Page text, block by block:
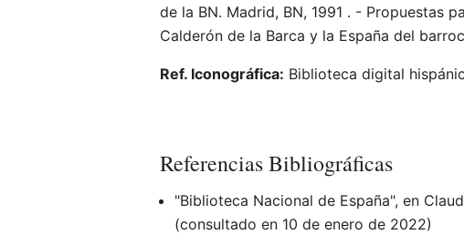
de la BN. Madrid, BN, 1991 . - Propuestas
Calderón de la Barca y la España del
Ref. Iconográfica: Biblioteca digital
Referencias Bibliográficas
"Biblioteca Nacional de España", en
(consultado en 10 de enero de 2022)